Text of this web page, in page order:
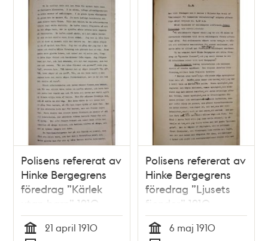
Polisens refererat av
Hinke Bergegrens
föredrag ”Kärlek
utan barn” 1910
21 april 1910
Polisens refererat av
Hinke Bergegrens
föredrag ”Ljusets
fiender” 1910
6 maj 1910